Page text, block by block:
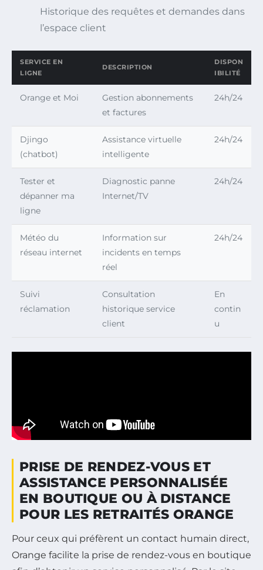
Historique des requêtes et demandes dans
l’espace client
SERVICE EN
LIGNE
DESCRIPTION
DISPON
IBILITÉ
Orange et Moi
Gestion abonnements
et factures
24h/24
Djingo
(chatbot)
Assistance virtuelle
intelligente
24h/24
Tester et
dépanner ma
ligne
Diagnostic panne
Internet/TV
24h/24
Météo du
réseau internet
Information sur
incidents en temps
réel
24h/24
Suivi
réclamation
Consultation
historique service
client
En
contin
u
PRISE DE RENDEZ-VOUS ET
ASSISTANCE PERSONNALISÉE
EN BOUTIQUE OU À DISTANCE
POUR LES RETRAITÉS ORANGE
Pour ceux qui préfèrent un contact humain direct,
Orange facilite la prise de rendez-vous en boutique